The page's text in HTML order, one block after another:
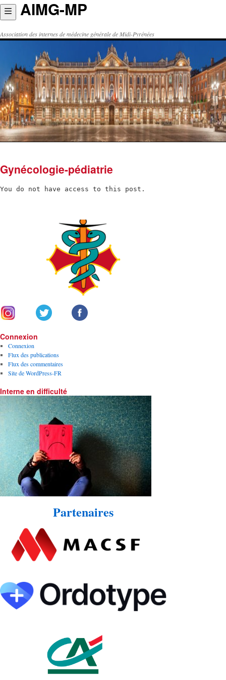
Aller
au
contenu
AIMG-MP
Association des internes de médecine générale de Midi-Pyrénées
Gynécologie-pédiatrie
You do not have access to this post.
Connexion
Connexion
Flux des publications
Flux des commentaires
Site de WordPress-FR
Interne en difficulté
Partenaires